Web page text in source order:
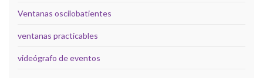
Ventanas oscilobatientes
ventanas practicables
videógrafo de eventos